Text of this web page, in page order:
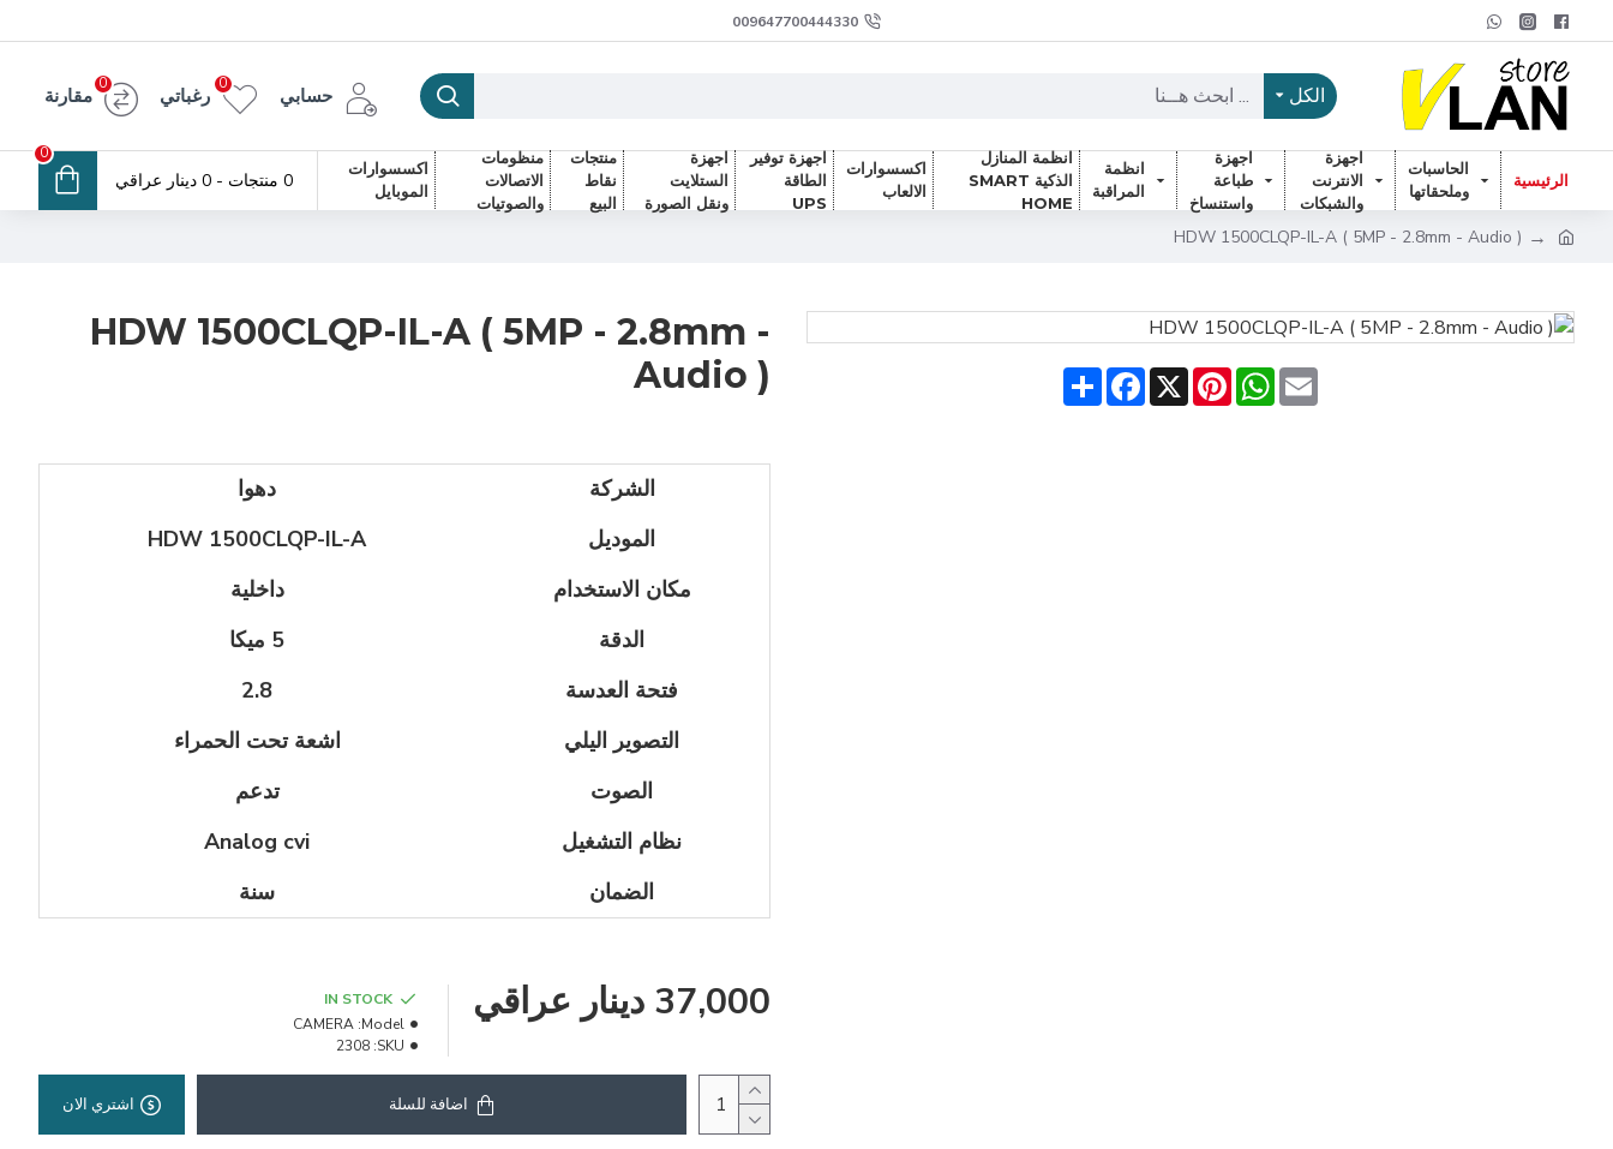
009647700444330
الكل حسابي رغباتي
0
مقارنة
0
الرئيسية
الحاسبات
وملحقاتها
اجهزة
الانترنت
والشبكات
اجهزة
طباعة
واستنساخ
انظمة
المراقبة
انظمة المنازل
الذكية SMART
HOME
اكسسوارات
الالعاب
اجهزة توفير
الطاقة
UPS
اجهزة
الستلايت
ونقل الصورة
منتجات
نقاط
البيع
منظومات
الاتصالات
والصوتيات
اكسسوارات
الموبايل
0 منتجات - 0 دينار عراقي
0
HDW 1500CLQP-IL-A ( 5MP - 2.8mm - Audio )
Share
Facebook X
Pinterest
WhatsAppEmail
HDW 1500CLQP-IL-A ( 5MP - 2.8mm -
Audio )
الشركة
دهوا
الموديل
HDW 1500CLQP-IL-A
مكان الاستخدام
داخلية
الدقة
5 ميكا
فتحة العدسة
2.8
التصوير اليلي
اشعة تحت الحمراء
الصوت
تدعم
نظام التشغيل
Analog cvi
الضمان
سنة
37,000 دينار عراقي
IN STOCK
Model:
CAMERA
SKU:
2308
اضافة للسلة اشتري الان